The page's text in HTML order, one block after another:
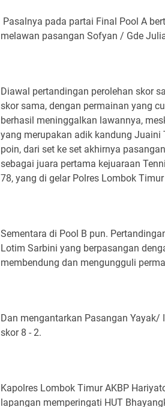
Pasalnya pada partai Final Pool A
melawan pasangan Sofyan / Gde
Diawal pertandingan perolehan skor
skor sama, dengan permainan yang
berhasil meninggalkan lawannya,
yang merupakan adik kandung
poin, dari set ke set akhirnya
sebagai juara pertama kejuaraan
78, yang di gelar Polres Lombok
Sementara di Pool B pun.
Lotim Sarbini yang berpasangan
membendung dan mengungguli
Dan mengantarkan Pasangan
skor 8 - 2.
Kapolres Lombok Timur AKBP
lapangan memperingati HUT